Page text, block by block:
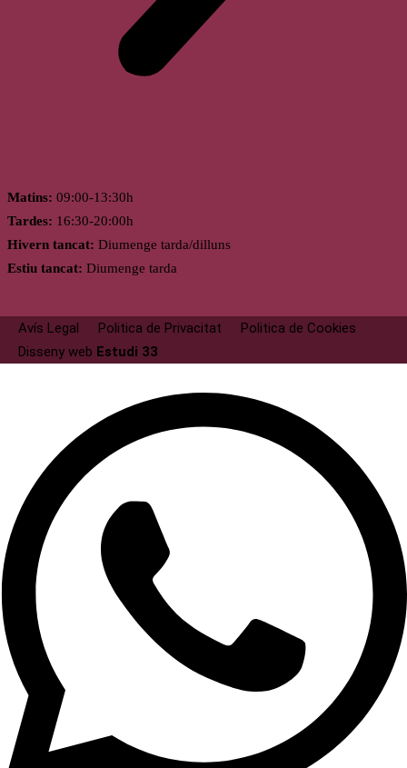
Matins: 09:00-13:30h
Tardes: 16:30-20:00h
Hivern tancat: Diumenge tarda/dilluns
Estiu tancat: Diumenge tarda
Avís Legal Politica de Privacitat
Politica de Cookies
Disseny web Estudi 33